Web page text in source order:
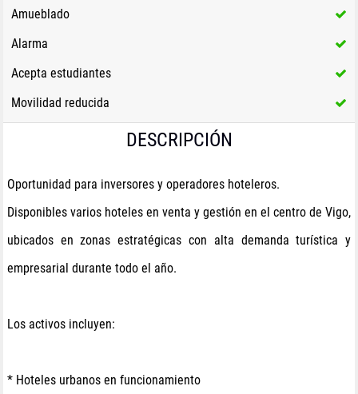
Amueblado
Alarma
Acepta estudiantes
Movilidad reducida
DESCRIPCIÓN
Oportunidad para inversores y operadores hoteleros.
Disponibles varios hoteles en venta y gestión en el centro de Vigo,
ubicados en zonas estratégicas con alta demanda turística y
empresarial durante todo el año.
Los activos incluyen:
* Hoteles urbanos en funcionamiento